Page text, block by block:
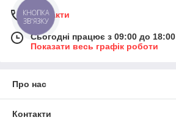
Контакти
Сьогодні працює з 09:00 до 18:00
Показати весь графік роботи
Про нас
Контакти
КНОПКА
ЗВ'ЯЗКУ